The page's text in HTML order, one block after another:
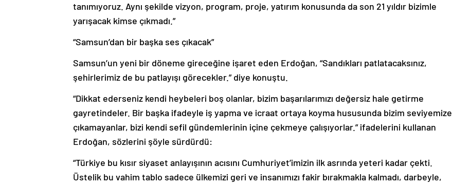
tanımıyoruz. Aynı şekilde vizyon, program, proje, yatırım konusunda da son 21 yıldır bizimle
yarışacak kimse çıkmadı.”
“Samsun’dan bir başka ses çıkacak”
Samsun’un yeni bir döneme gireceğine işaret eden Erdoğan, “Sandıkları patlatacaksınız,
şehirlerimiz de bu patlayışı görecekler.” diye konuştu.
“Dikkat ederseniz kendi heybeleri boş olanlar, bizim başarılarımızı değersiz hale getirme
gayretindeler. Bir başka ifadeyle iş yapma ve icraat ortaya koyma hususunda bizim seviyemize
çıkamayanlar, bizi kendi sefil gündemlerinin içine çekmeye çalışıyorlar.” ifadelerini kullanan
Erdoğan, sözlerini şöyle sürdürdü:
“Türkiye bu kısır siyaset anlayışının acısını Cumhuriyet’imizin ilk asrında yeteri kadar çekti.
Üstelik bu vahim tablo sadece ülkemizi geri ve insanımızı fakir bırakmakla kalmadı, darbeyle,